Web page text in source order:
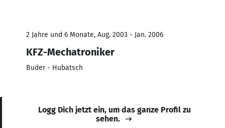
2 Jahre und 6 Monate, Aug. 2003 - Jan. 2006
KFZ-Mechatroniker
Buder - Hubatsch
Logg Dich jetzt ein, um das ganze Profil zu
sehen.